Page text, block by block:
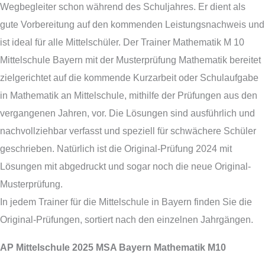
Wegbegleiter schon während des Schuljahres. Er dient als
gute Vorbereitung auf den kommenden Leistungsnachweis und
ist ideal für alle Mittelschüler. Der Trainer Mathematik M 10
Mittelschule Bayern mit der Musterprüfung Mathematik bereitet
zielgerichtet auf die kommende Kurzarbeit oder Schulaufgabe
in Mathematik an Mittelschule, mithilfe der Prüfungen aus den
vergangenen Jahren, vor. Die Lösungen sind ausführlich und
nachvollziehbar verfasst und speziell für schwächere Schüler
geschrieben. Natürlich ist die Original-Prüfung 2024 mit
Lösungen mit abgedruckt und sogar noch die neue Original-
Musterprüfung.
In jedem Trainer für die Mittelschule in Bayern finden Sie die
Original-Prüfungen, sortiert nach den einzelnen Jahrgängen.
AP Mittelschule 2025 MSA Bayern Mathematik M10